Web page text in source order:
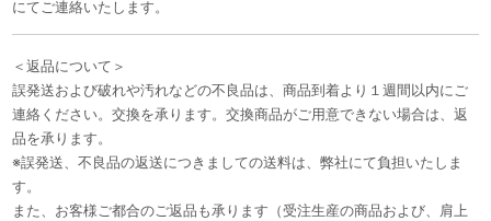
にてご連絡いたします。
＜返品について＞
誤発送および破れや汚れなどの不良品は、商品到着より１週間以内にご
連絡ください。交換を承ります。交換商品がご用意できない場合は、返
品を承ります。
※誤発送、不良品の返送につきましての送料は、弊社にて負担いたしま
す。
また、お客様ご都合のご返品も承ります（受注生産の商品および、肩上